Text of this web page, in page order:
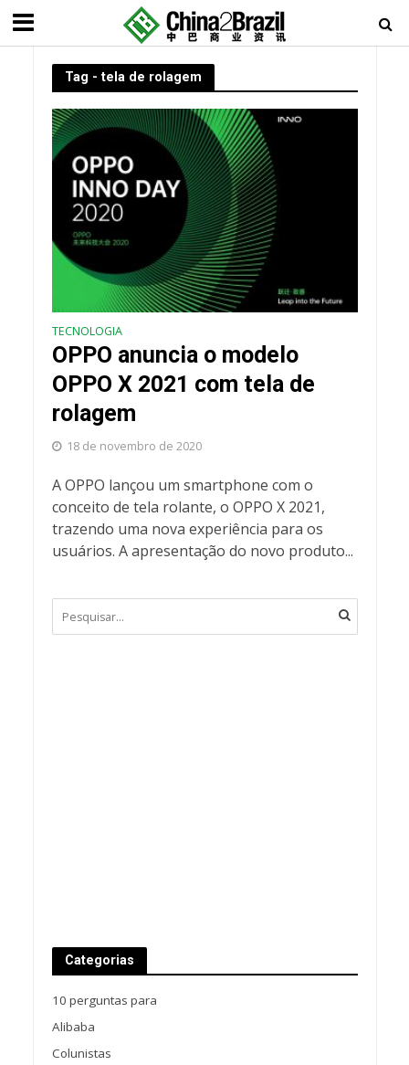
Tag - tela de rolagem
TECNOLOGIA
OPPO anuncia o modelo
OPPO X 2021 com tela de
rolagem
18 de novembro de 2020
A OPPO lançou um smartphone com o
conceito de tela rolante, o OPPO X 2021,
trazendo uma nova experiência para os
usuários. A apresentação do novo produto...
Categorias
10 perguntas para
Alibaba
Colunistas